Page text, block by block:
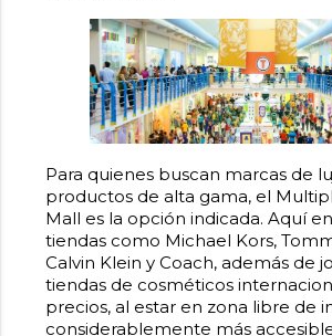
Para quienes buscan marcas de
productos de alta gama, el
Mall es la opción indicada. Aquí
tiendas como Michael Kors,
Calvin Klein y Coach, además de
tiendas de cosméticos
precios, al estar en zona libre de
considerablemente más